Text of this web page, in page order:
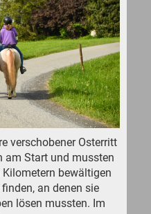
verschobener Osterritt
am Start und mussten
bewältigen
an denen sie
lösen mussten. Im